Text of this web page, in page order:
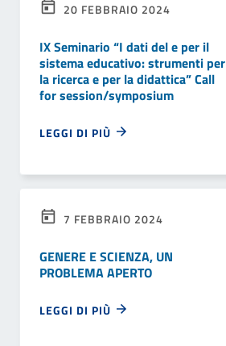
20 FEBBRAIO 2024
IX Seminario “I dati del e per il
sistema educativo: strumenti per
la ricerca e per la didattica” Call
for session/symposium
LEGGI DI PIÙ
7 FEBBRAIO 2024
GENERE E SCIENZA, UN
PROBLEMA APERTO
LEGGI DI PIÙ